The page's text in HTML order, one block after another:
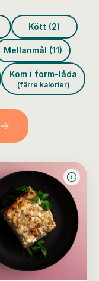
Kött (2)
Mellanmål (11)
Kom i form-låda
(färre kalorier)